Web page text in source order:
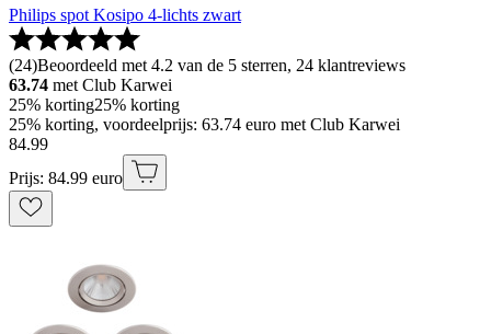
Philips spot Kosipo 4-lichts zwart
(24)Beoordeeld met 4.2 van de 5 sterren, 24 klantreviews
63.74 met Club Karwei
25% korting25% korting
25% korting, voordeelprijs: 63.74 euro met Club Karwei
84.99
Prijs: 84.99 euro